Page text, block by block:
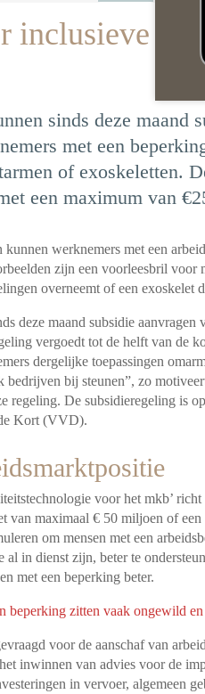
inclusieve
sinds deze maand
met een
of exoskeletten.
een maximum van
werknemers met een
zijn een voorleesbril voor
overneemt of een exoskelet
deze maand subsidie
vergoedt tot de helft van de
dergelijke toepassingen
bij steunen”, zo
regeling. De subsidieregeling is
Kort (VVD).
voor het mkb’
van maximaal € 50 miljoen of
om mensen met een
al in dienst zijn, beter te
met een beperking beter.
beperking zitten vaak ongewild
voor de aanschaf van
inwinnen van advies voor de
in vervoer, algemeen